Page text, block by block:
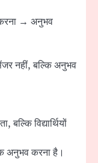
→ अनुभव
नहीं, बल्कि अनुभव
विद्यार्थियों
अनुभव करना है।